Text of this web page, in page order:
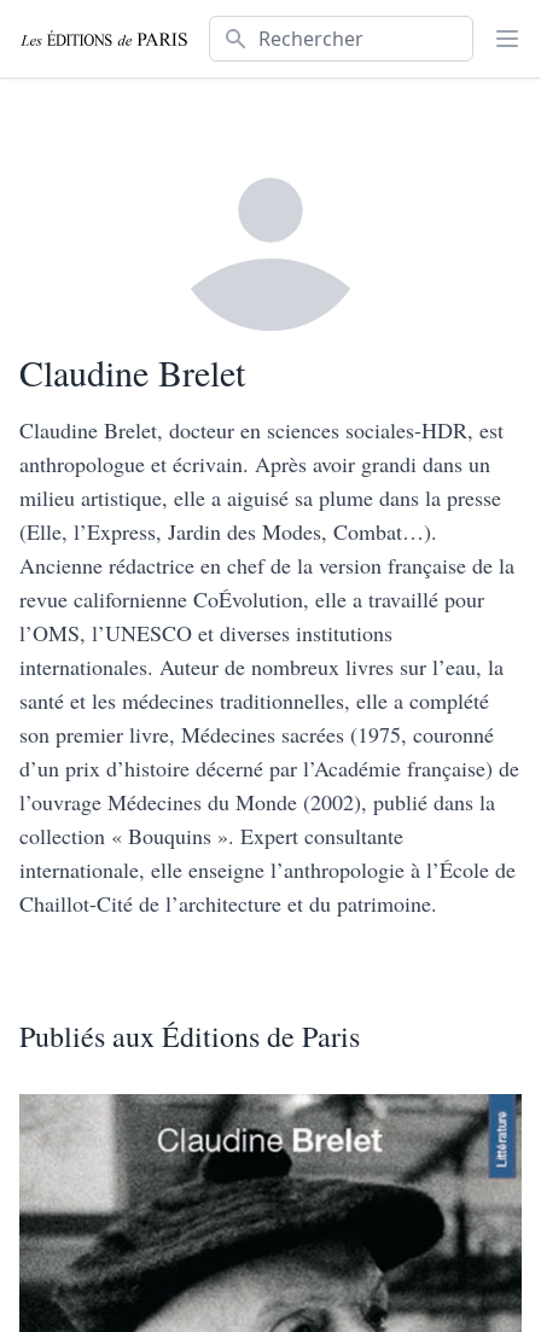
Rechercher
Claudine Brelet
Claudine Brelet, docteur en sciences sociales-HDR, est
anthropologue et écrivain. Après avoir grandi dans un
milieu artistique, elle a aiguisé sa plume dans la presse
(Elle, l’Express, Jardin des Modes, Combat…).
Ancienne rédactrice en chef de la version française de la
revue californienne CoÉvolution, elle a travaillé pour
l’OMS, l’UNESCO et diverses institutions
internationales. Auteur de nombreux livres sur l’eau, la
santé et les médecines traditionnelles, elle a complété
son premier livre, Médecines sacrées (1975, couronné
d’un prix d’histoire décerné par l’Académie française) de
l’ouvrage Médecines du Monde (2002), publié dans la
collection « Bouquins ». Expert consultante
internationale, elle enseigne l’anthropologie à l’École de
Chaillot-Cité de l’architecture et du patrimoine.
Publiés aux Éditions de Paris